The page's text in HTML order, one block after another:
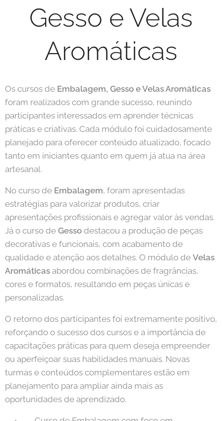
Gesso e Velas
Aromáticas
Os cursos de Embalagem, Gesso e Velas Aromáticas
foram realizados com grande sucesso, reunindo
participantes interessados em aprender técnicas
práticas e criativas. Cada módulo foi cuidadosamente
planejado para oferecer conteúdo atualizado, focado
tanto em iniciantes quanto em quem já atua na área
artesanal.
No curso de Embalagem, foram apresentadas
estratégias para valorizar produtos, criar
apresentações profissionais e agregar valor às vendas.
Já o curso de Gesso destacou a produção de peças
decorativas e funcionais, com acabamento de
qualidade e atenção aos detalhes. O módulo de Velas
Aromáticas abordou combinações de fragrâncias,
cores e formatos, resultando em peças únicas e
personalizadas.
O retorno dos participantes foi extremamente positivo,
reforçando o sucesso dos cursos e a importância de
capacitações práticas para quem deseja empreender
ou aperfeiçoar suas habilidades manuais. Novas
turmas e conteúdos complementares estão em
planejamento para ampliar ainda mais as
oportunidades de aprendizado.